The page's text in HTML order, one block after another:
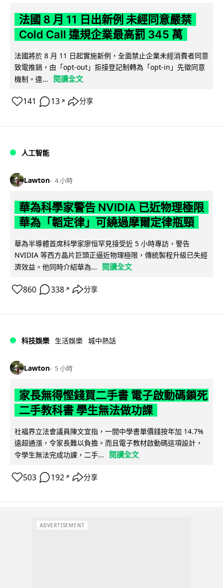
法國 8 月 11 日出新例 未經同意嚴禁
Cold Call 違規企業最高罰 345 萬
法國將於 8 月 11 日起實施新例，全面禁止企業未經消費者同意
致電推銷，由「opt-out」拒接登記制轉為「opt-in」先徵同意
機制。違...
閱讀全文
141 13 ↗ 分享
人工智能
Lawton 4 小時
華為科學家警告 NVIDIA 已近物理極限
華為「韜定律」可繞過摩爾定律瓶頸
華為半導體首席科學家廖恒罕見接受近 5 小時專訪，警告
NVIDIA 等西方晶片巨頭正逼近物理極限，傳統製程升級已失經
濟效益。他同時介紹華為...
閱讀全文
860 338 ↗ 分享
科技娛樂 生活娛樂 城中熱話
Lawton 5 小時
家長無得慳錢買二手書 電子啟動碼鎖死
二手教科書 學生無法做功課
社福界立法會議員陳文宜指，一間中學書單價錢按年加 14.7%
遠超通漲，令家長難以負擔。而且電子教材啟動碼這項設計，
令學生無法完成功課，二手...
閱讀全文
503 192 ↗ 分享
ADVERTISEMENT